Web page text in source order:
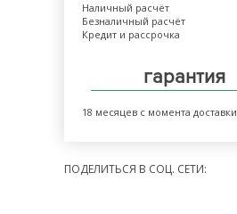
Наличный расчёт
Безналичный расчёт
Кредит и рассрочка
гарантия
18 месяцев с момента доставки
ПОДЕЛИТЬСЯ В СОЦ. СЕТИ: